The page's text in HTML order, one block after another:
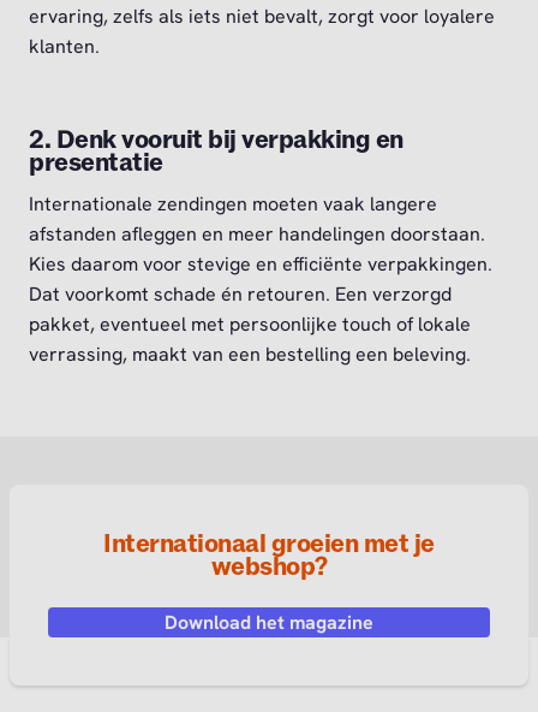
ervaring, zelfs als iets niet bevalt, zorgt voor loyalere
klanten.
2. Denk vooruit bij verpakking en
presentatie
Internationale zendingen moeten vaak langere
afstanden afleggen en meer handelingen doorstaan.
Kies daarom voor stevige en efficiënte verpakkingen.
Dat voorkomt schade én retouren. Een verzorgd
pakket, eventueel met persoonlijke touch of lokale
verrassing, maakt van een bestelling een beleving.
Internationaal groeien met je
webshop?
Download het magazine